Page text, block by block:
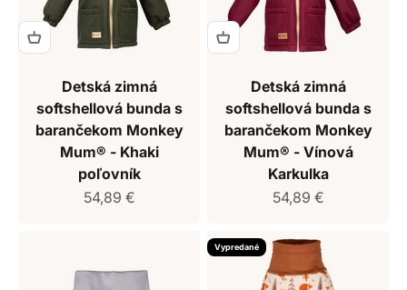
Detská zimná
softshellová bunda s
barančekom Monkey
Mum® - Khaki
poľovník
Predajná cena
54,89 €
Detská zimná
softshellová bunda s
barančekom Monkey
Mum® - Vínová
Karkulka
Predajná cena
54,89 €
Vypredané